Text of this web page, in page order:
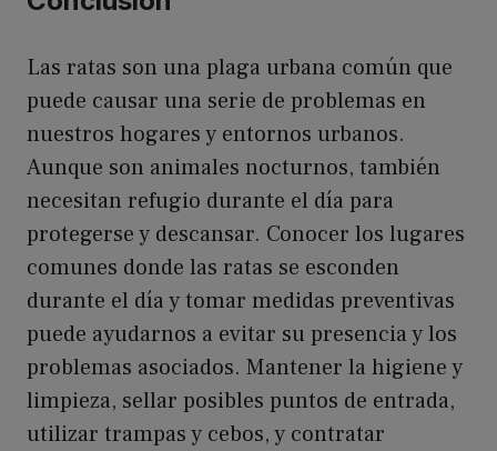
Las ratas son una plaga urbana común que
puede causar una serie de problemas en
nuestros hogares y entornos urbanos.
Aunque son animales nocturnos, también
necesitan refugio durante el día para
protegerse y descansar. Conocer los lugares
comunes donde las ratas se esconden
durante el día y tomar medidas preventivas
puede ayudarnos a evitar su presencia y los
problemas asociados. Mantener la higiene y
limpieza, sellar posibles puntos de entrada,
utilizar trampas y cebos, y contratar